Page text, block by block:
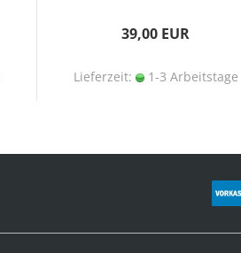
39,00 EUR
Lieferzeit: 1-3 Arbeitstage